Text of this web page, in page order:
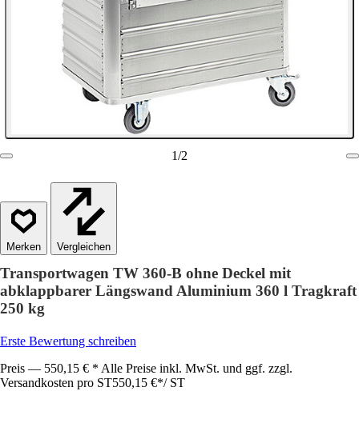
1/2
Vergleichen
Transportwagen TW 360-B ohne Deckel mit
abklappbarer Längswand Aluminium 360 l Tragkraft
250 kg
Erste Bewertung schreiben
Preis — 550,15 € * Alle Preise inkl. MwSt. und ggf. zzgl.
Versandkosten pro ST550,15 €*/ ST